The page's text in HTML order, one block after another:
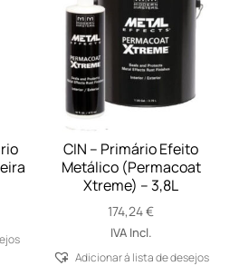
CIN – Primário Efeito
Metálico (Permacoat
Xtreme) – 3,8L
174,24€
IVA Incl.
Adicionar á lista de desejos